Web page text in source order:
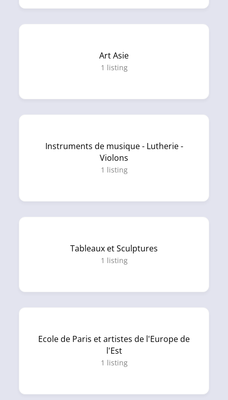
Art Asie
1 listing
Instruments de musique - Lutherie -
Violons
1 listing
Tableaux et Sculptures
1 listing
Ecole de Paris et artistes de l'Europe de
l'Est
1 listing